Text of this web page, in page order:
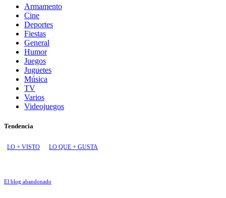
Armamento
Cine
Deportes
Fiestas
General
Humor
Juegos
Juguetes
Música
TV
Varios
Videojuegos
Tendencia
LO + VISTO LO QUE + GUSTA
El blog abandonado